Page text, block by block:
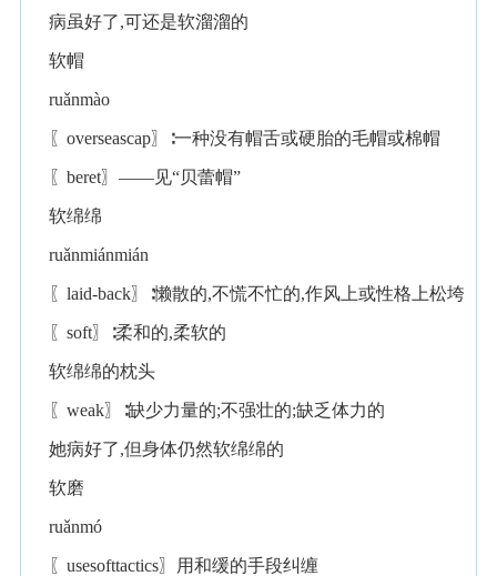
病虽好了,可还是软溜溜的
软帽
ruǎnmào
〖overseascap〗∶一种没有帽舌或硬胎的毛帽或棉帽
〖beret〗——见“贝蕾帽”
软绵绵
ruǎnmiánmián
〖laid-back〗∶懒散的,不慌不忙的,作风上或性格上松垮
〖soft〗∶柔和的,柔软的
软绵绵的枕头
〖weak〗∶缺少力量的;不强壮的;缺乏体力的
她病好了,但身体仍然软绵绵的
软磨
ruǎnmó
〖usesofttactics〗用和缓的手段纠缠